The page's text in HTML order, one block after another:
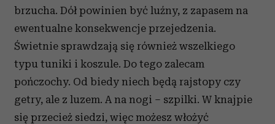
brzucha. Dół powinien być luźny, z zapasem na
ewentualne konsekwencje przejedzenia.
Świetnie sprawdzają się również wszelkiego
typu tuniki i koszule. Do tego zalecam
pończochy. Od biedy niech będą rajstopy czy
getry, ale z luzem. A na nogi – szpilki. W knajpie
się przecież siedzi, więc możesz włożyć